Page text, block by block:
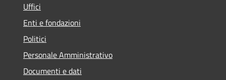
Uffici
Enti e fondazioni
Politici
Personale Amministrativo
Documenti e dati